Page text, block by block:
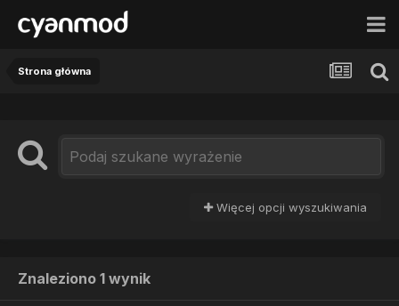
Strona główna
Więcej opcji wyszukiwania
Znaleziono 1 wynik